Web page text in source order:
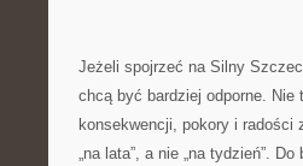
Jeżeli spojrzeć na Silny
chcą być bardziej odporne.
konsekwencji, pokory i radości
„na lata”, a nie „na tydzień”.